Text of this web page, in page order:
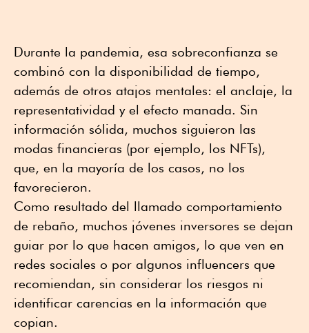
Durante la pandemia, esa sobreconfianza se
combinó con la disponibilidad de tiempo,
además de otros atajos mentales: el anclaje, la
representatividad y el efecto manada. Sin
información sólida, muchos siguieron las
modas financieras (por ejemplo, los NFTs),
que, en la mayoría de los casos, no los
favorecieron.
Como resultado del llamado comportamiento
de rebaño, muchos jóvenes inversores se dejan
guiar por lo que hacen amigos, lo que ven en
redes sociales o por algunos influencers que
recomiendan, sin considerar los riesgos ni
identificar carencias en la información que
copian.